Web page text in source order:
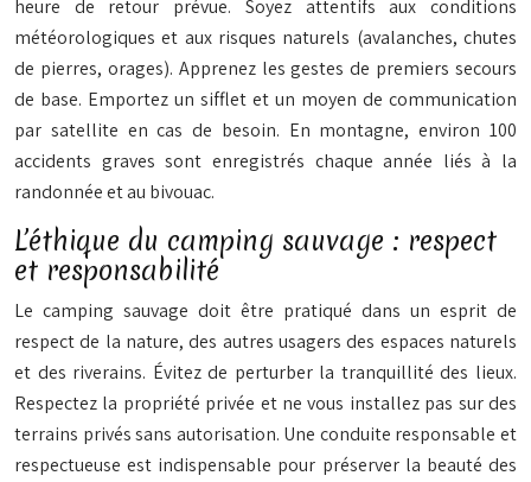
heure de retour prévue. Soyez attentifs aux conditions
météorologiques et aux risques naturels (avalanches, chutes
de pierres, orages). Apprenez les gestes de premiers secours
de base. Emportez un sifflet et un moyen de communication
par satellite en cas de besoin. En montagne, environ 100
accidents graves sont enregistrés chaque année liés à la
randonnée et au bivouac.
L’éthique du camping sauvage : respect
et responsabilité
Le camping sauvage doit être pratiqué dans un esprit de
respect de la nature, des autres usagers des espaces naturels
et des riverains. Évitez de perturber la tranquillité des lieux.
Respectez la propriété privée et ne vous installez pas sur des
terrains privés sans autorisation. Une conduite responsable et
respectueuse est indispensable pour préserver la beauté des